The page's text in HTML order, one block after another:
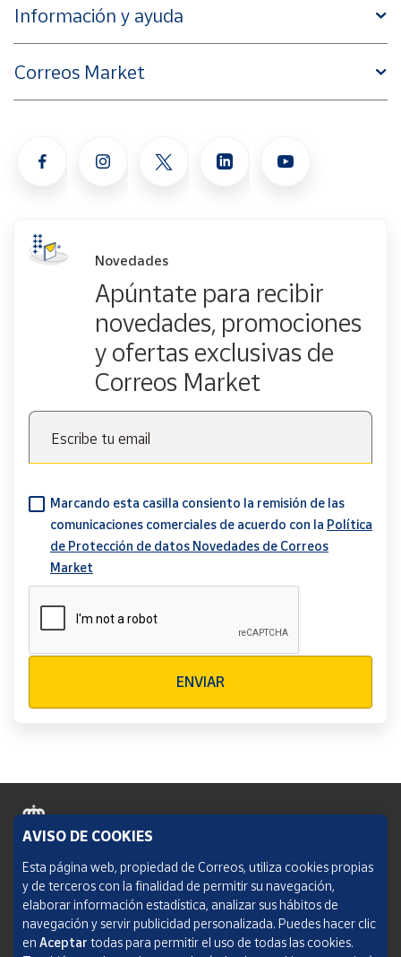
Información y ayuda
Correos Market
Novedades
Apúntate para recibir
novedades, promociones
y ofertas exclusivas de
Correos Market
Escribe tu email
Marcando esta casilla consiento la remisión de las
comunicaciones comerciales de acuerdo con la Política
de Protección de datos Novedades de Correos
Market
ENVIAR
Política de cookies
Aviso legal
Condiciones del servicio
AVISO DE COOKIES
Esta página web, propiedad de Correos, utiliza cookies propias
y de terceros con la finalidad de permitir su navegación,
elaborar información estadística, analizar sus hábitos de
navegación y servir publicidad personalizada. Puedes hacer clic
en Aceptar todas para permitir el uso de todas las cookies.